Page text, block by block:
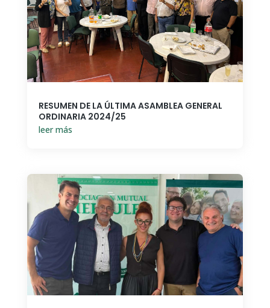
RESUMEN DE LA ÚLTIMA ASAMBLEA GENERAL
ORDINARIA 2024/25
leer más